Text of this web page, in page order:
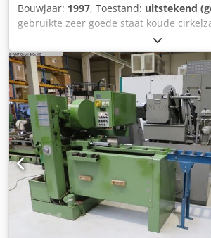
Bouwjaar: 1997, Toestand: uitstekend
gebruikte zeer goede staat koude
uitgerust met 370mm cirkelzaagblad,
hydropneumatische voeding,
materiaalklemming, koelsysteem en
Toerental: 17/ 34 rpm Snijbereik:
Rond 90°/ 45° r. l./ 30° r. 130/ 130/
45° r. l./ 30° r. 120x120/ 100x100/
45° r. l./ 30° r. 200x100/ 140x100/ 100/
Pneumatische aansluiting 7 bar
Machine afmetingen BxDxH
460kg Verdere tech. Gegevens zie pdf.-
Gegevens en afmetingen: Fouten